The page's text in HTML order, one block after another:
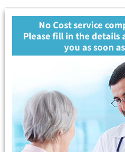
No Cost service
Please fill in the details
you as soon